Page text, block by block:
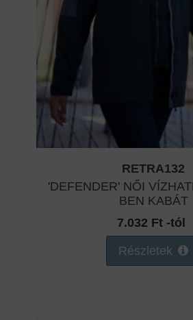
RETRA132
'DEFENDER' NŐI
BEN KABÁT
7.032 Ft -tól
Részletek